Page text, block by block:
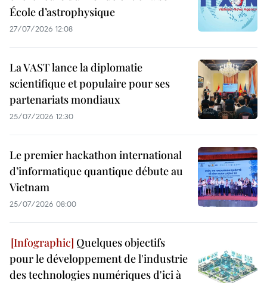
École d’astrophysique
27/07/2026 12:08
La VAST lance la diplomatie
scientifique et populaire pour ses
partenariats mondiaux
25/07/2026 12:30
Le premier hackathon international
d’informatique quantique débute au
Vietnam
25/07/2026 08:00
Quelques objectifs
pour le développement de l'industrie
des technologies numériques d'ici à